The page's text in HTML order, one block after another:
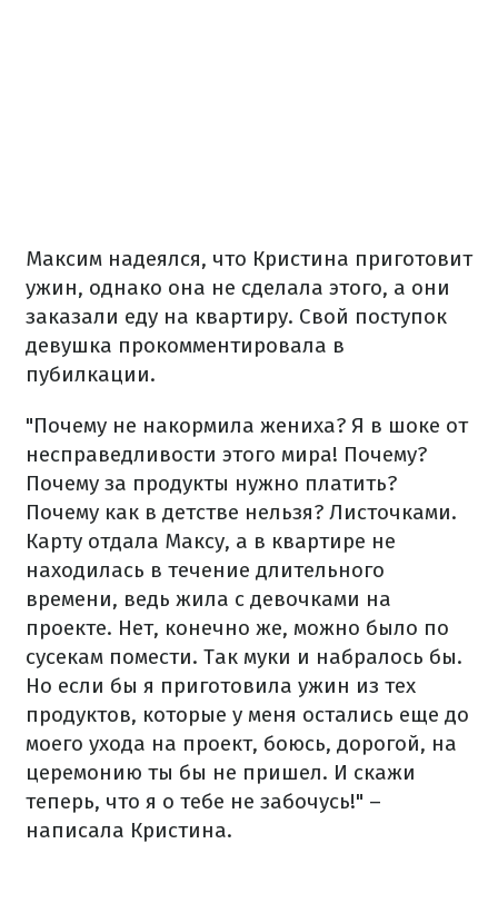
Максим надеялся, что Кристина приготовит
ужин, однако она не сделала этого, а они
заказали еду на квартиру. Свой поступок
девушка прокомментировала в
пубилкации.
"Почему не накормила жениха? Я в шоке от
несправедливости этого мира! Почему?
Почему за продукты нужно платить?
Почему как в детстве нельзя? Листочками.
Карту отдала Максу, а в квартире не
находилась в течение длительного
времени, ведь жила с девочками на
проекте. Нет, конечно же, можно было по
сусекам помести. Так муки и набралось бы.
Но если бы я приготовила ужин из тех
продуктов, которые у меня остались еще до
моего ухода на проект, боюсь, дорогой, на
церемонию ты бы не пришел. И скажи
теперь, что я о тебе не забочусь!" –
написала Кристина.